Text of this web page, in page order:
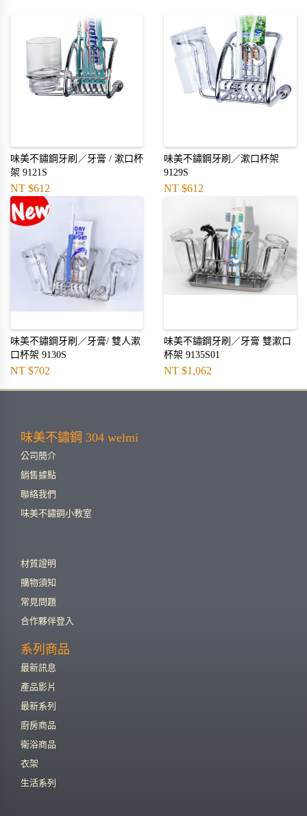
味美不鏽鋼牙刷／牙膏 / 漱口杯
架 9121S
NT $612
味美不鏽鋼牙刷／漱口杯架
9129S
NT $612
味美不鏽鋼牙刷／牙膏/ 雙人漱
口杯架 9130S
NT $702
味美不鏽鋼牙刷／牙膏 雙漱口
杯架 9135S01
NT $1,062
味美不鏽鋼 304 welmi
公司簡介
銷售據點
聯絡我們
味美不鏽鋼小教室
材質證明
購物須知
常見問題
合作夥伴登入
系列商品
最新訊息
產品影片
最新系列
廚房商品
衛浴商品
衣架
生活系列